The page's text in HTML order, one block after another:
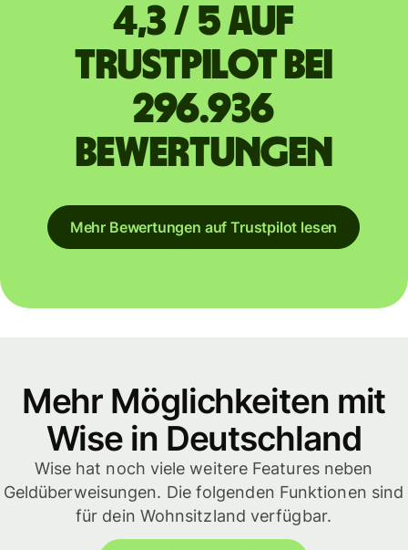
4,3 / 5 auf
Trustpilot bei
296.936
Bewertungen
Mehr Bewertungen auf Trustpilot lesen
Mehr Möglichkeiten mit
Wise in Deutschland
Wise hat noch viele weitere Features neben
Geldüberweisungen. Die folgenden Funktionen sind
für dein Wohnsitzland verfügbar.